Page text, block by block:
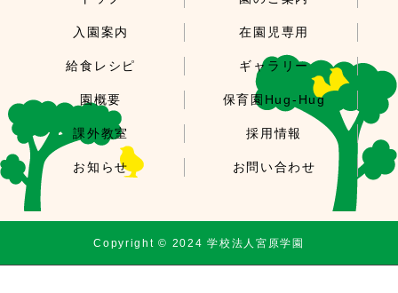
入園案内 在園児専用
給食レシピ ギャラリー
園概要 保育園Hug-Hug
課外教室 採用情報
お知らせ お問い合わせ
Copyright © 2024 学校法人宮原学園